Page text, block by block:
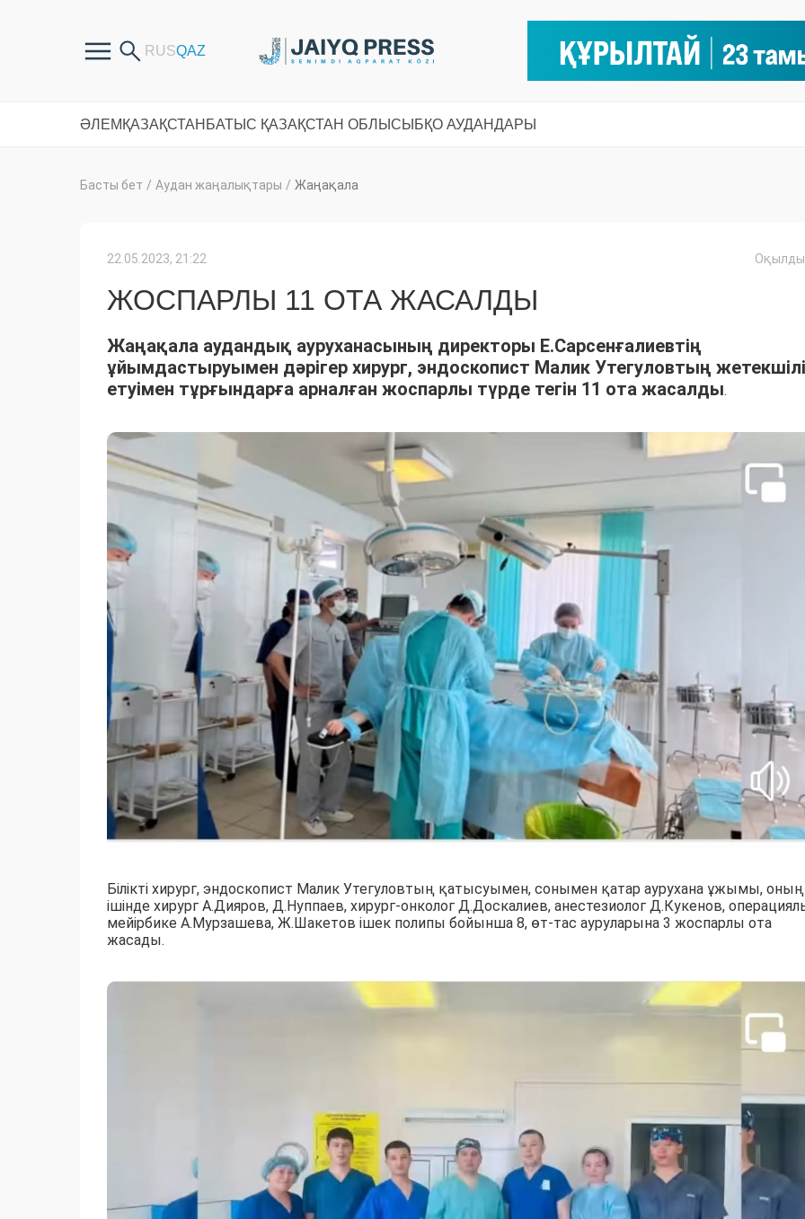
ӘЛЕМ ҚАЗАҚСТАН БАТЫС ҚАЗАҚСТАН ОБЛЫСЫ БҚО АУДАНДАРЫ
Басты бет / Аудан жаңалықтары / Жаңақала
22.05.2023, 21:22
ЖОСПАРЛЫ 11 ОТА ЖАСАЛДЫ
Жаңақала аудандық ауруханасының директоры Е.Сарсенғалиевтің
ұйымдастыруымен дәрігер хирург, эндоскопист Малик Утегуловтың
етуімен тұрғындарға арналған жоспарлы түрде тегін 11 ота жасалды.
Білікті хирург, эндоскопист Малик Утегуловтың қатысуымен, сонымен қатар аурухана ұжымы, оның
ішінде хирург А.Дияров, Д.Нуппаев, хирург-онколог Д.Доскалиев, анестезиолог Д.Кукенов,
мейірбике А.Мурзашева, Ж.Шакетов ішек полипы бойынша 8, өт-тас ауруларына 3 жоспарлы ота
жасады.